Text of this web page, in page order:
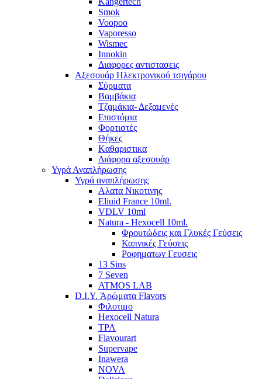
Smok
Voopoo
Vaporesso
Wismec
Ιnnokin
Διαφορες αντιστασεις
Αξεσουάρ Ηλεκτρονικού τσιγάρου
Σύρματα
Βαμβάκια
Τζαμάκια- Δεξαμενές
Επιστόμια
Φορτιστές
Θήκες
Kαθαριστικα
Διάφορα αξεσουάρ
Υγρά Αναπλήρωσης
Υγρά αναπλήρωσης
Aλατα Νικοτινης
Eliuid France 10ml.
VDLV 10ml
Natura - Hexocell 10ml.
Φρουτώδεις και Γλυκές Γεύσεις
Καπνικές Γεύσεις
Ροφηματων Γευσεις
13 Sins
7 Seven
ATMOS LAB
D.I.Y. Άρώματα Flavors
Φιλοτιμο
Hexocell Natura
TPA
Flavourart
Supervape
Inawera
ΝOVA